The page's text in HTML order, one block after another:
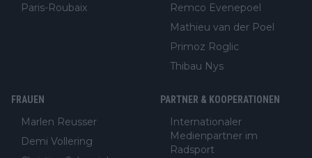
Paris-Roubaix
Remco Evenepoel
Mathieu van der Poel
Primoz Roglic
Thibau Nys
FRAUEN
Marlen Reusser
Demi Vollering
PARTNER & KOOPERATIONEN
Internationaler
Medienpartner im
Radsport